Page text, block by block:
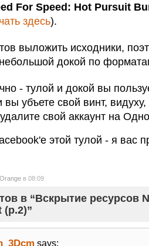
For Speed: Hot Pursuit
здесь).
выложить исходники,
докой по
- тулой и докой вы
вы убъете свой винт,
свой аккаунт на
этой тулой - я вас
в 08:09
в “Вскрытие ресурсов
(p.2)”
says: